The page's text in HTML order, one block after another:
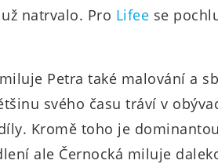
natrvalo. Pro Lifee se
Petra také malování a
svého času tráví v
Kromě toho je
ale Černocká miluje